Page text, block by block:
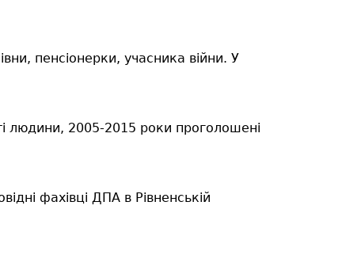
пенсіонерки, учасника війни. У
людини, 2005-2015 роки проголошені
фахівці ДПА в Рівненській